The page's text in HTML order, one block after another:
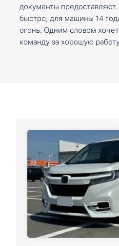
документы
быстро, для машины 14
огонь. Одним словом
команду за хорошую